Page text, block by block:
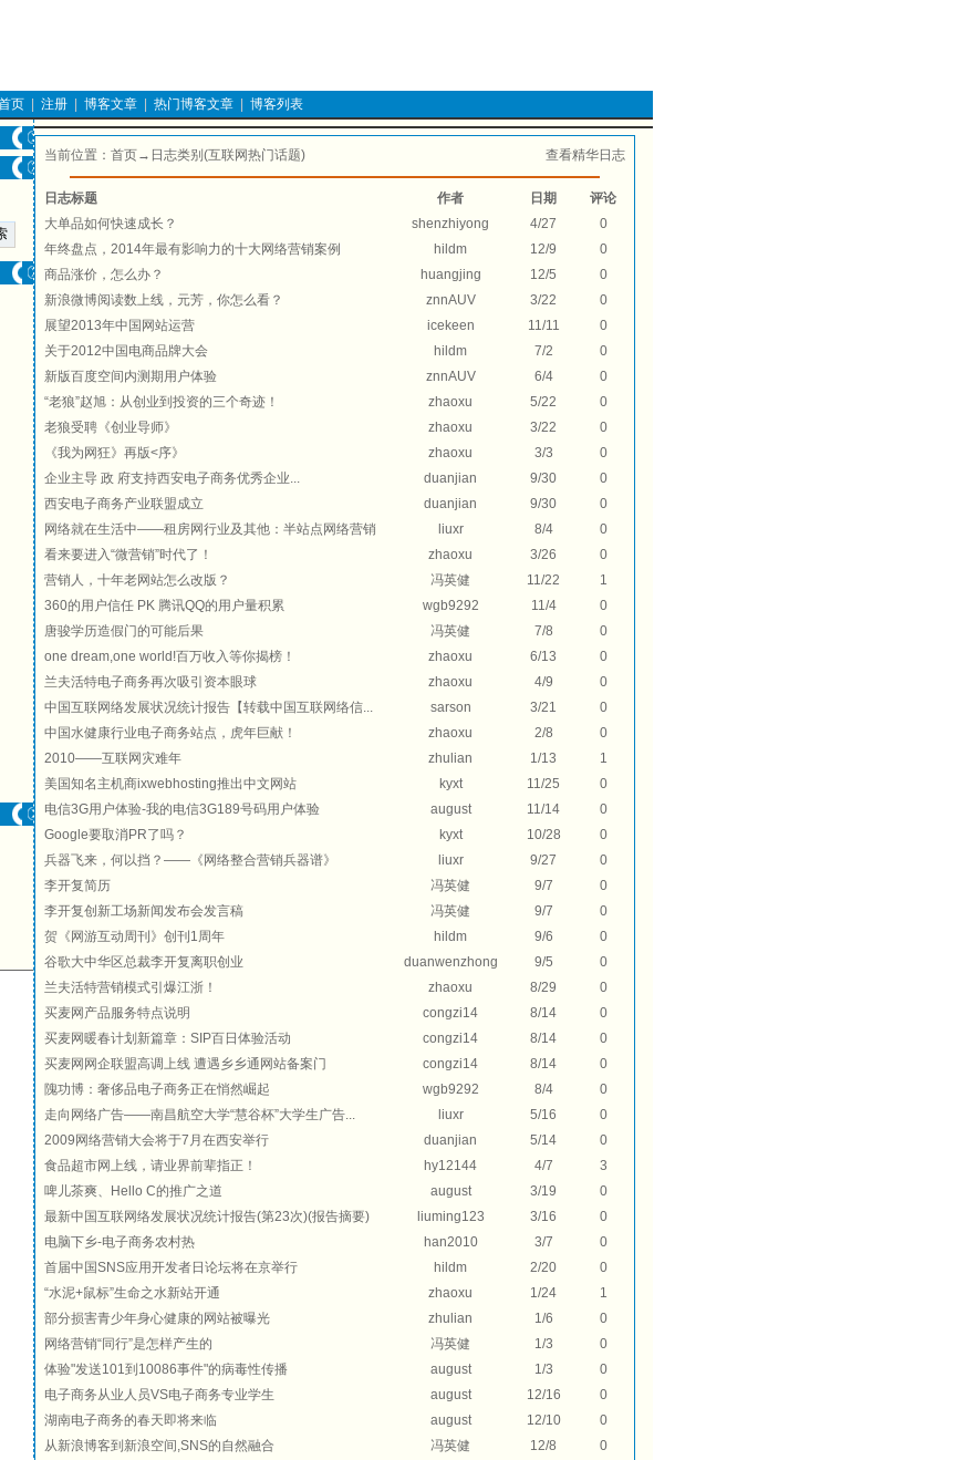
页 注册 博客文章 热门博客文章 博客列表
当前位置： 首页→日志类别(互联网热门话题) 查看精华日志
日志标题 作者 日期
评论
大单品如何快速成长？
shenzhiyong 4/27
0
年终盘点，2014年最有影响力的十大网络营销案例
hildm 12/9
0
商品涨价，怎么办？
huangjing 12/5
0
新浪微博阅读数上线，元芳，你怎么看？
znnAUV 3/22
0
展望2013年中国网站运营
icekeen 11/11
0
关于2012中国电商品牌大会
hildm 7/2
0
新版百度空间内测期用户体验
znnAUV 6/4
0
“老狼”赵旭：从创业到投资的三个奇迹！
zhaoxu 5/22
0
老狼受聘《创业导师》
zhaoxu 3/22
0
《我为网狂》再版<序》
zhaoxu 3/3
0
企业主导 政 府支持西安电子商务优秀企业...
duanjian 9/30
0
西安电子商务产业联盟成立
duanjian 9/30
0
网络就在生活中——租房网行业及其他：半站点网络营销
liuxr 8/4
0
看来要进入“微营销”时代了！
zhaoxu 3/26
0
营销人，十年老网站怎么改版？
冯英健 11/22
1
360的用户信任 PK 腾讯QQ的用户量积累
wgb9292 11/4
0
唐骏学历造假门的可能后果
冯英健 7/8
0
one dream,one world!百万收入等你揭榜！
zhaoxu 6/13
0
兰夫活特电子商务再次吸引资本眼球
zhaoxu 4/9
0
中国互联网络发展状况统计报告【转载中国互联网络信...
sarson 3/21
0
中国水健康行业电子商务站点，虎年巨献！
zhaoxu 2/8
0
2010——互联网灾难年
zhulian 1/13
1
美国知名主机商ixwebhosting推出中文网站
kyxt 11/25
0
电信3G用户体验-我的电信3G189号码用户体验
august 11/14
0
Google要取消PR了吗？
kyxt 10/28
0
兵器飞来，何以挡？——《网络整合营销兵器谱》
liuxr 9/27
0
李开复简历
冯英健 9/7
0
李开复创新工场新闻发布会发言稿
冯英健 9/7
0
贺《网游互动周刊》创刊1周年
hildm 9/6
0
谷歌大中华区总裁李开复离职创业
duanwenzhong 9/5
0
兰夫活特营销模式引爆江浙！
zhaoxu 8/29
0
买麦网产品服务特点说明
congzi14 8/14
0
买麦网暖春计划新篇章：SIP百日体验活动
congzi14 8/14
0
买麦网网企联盟高调上线 遭遇乡乡通网站备案门
congzi14 8/14
0
隗功博：奢侈品电子商务正在悄然崛起
wgb9292 8/4
0
走向网络广告——南昌航空大学“慧谷杯”大学生广告...
liuxr 5/16
0
2009网络营销大会将于7月在西安举行
duanjian 5/14
0
食品超市网上线，请业界前辈指正！
hy12144 4/7
3
啤儿茶爽、Hello C的推广之道
august 3/19
0
最新中国互联网络发展状况统计报告(第23次)(报告摘要)
liuming123 3/16
0
电脑下乡-电子商务农村热
han2010 3/7
0
首届中国SNS应用开发者日论坛将在京举行
hildm 2/20
0
“水泥+鼠标”生命之水新站开通
zhaoxu 1/24
1
部分损害青少年身心健康的网站被曝光
zhulian 1/6
0
网络营销“同行”是怎样产生的
冯英健 1/3
0
体验"发送101到10086事件"的病毒性传播
august 1/3
0
电子商务从业人员VS电子商务专业学生
august 12/16
0
湖南电子商务的春天即将来临
august 12/10
0
从新浪博客到新浪空间,SNS的自然融合
冯英健 12/8
0